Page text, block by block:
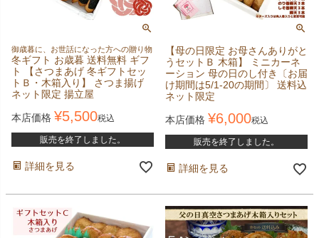
御歳暮に、お世話になった方への贈り物
冬ギフト お歳暮 送料無料 ギフ
ト 【さつまあげ 冬ギフトセッ
トＢ・木箱入り】 さつま揚げ
ネット限定 揚立屋
本店価格 ¥5,500税込
販売を終了しました。
詳細を見る
【母の日限定 お母さんありがと
うセットＢ 木箱】 ミニカーネ
ーション 母の日のし付き〔お届
け期間は5/1-20の期間〕 送料込
ネット限定
本店価格 ¥6,000税込
販売を終了しました。
詳細を見る